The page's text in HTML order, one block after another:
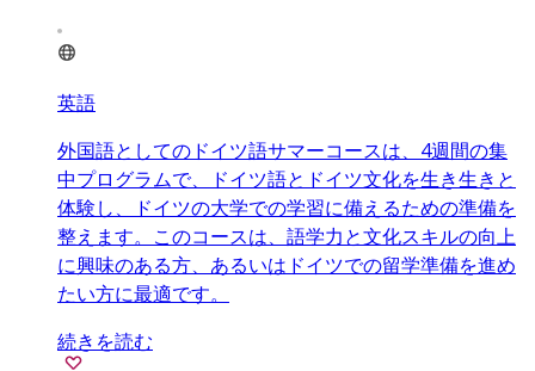
英語
外国語としてのドイツ語サマーコースは、4週間の集
中プログラムで、ドイツ語とドイツ文化を生き生きと
体験し、ドイツの大学での学習に備えるための準備を
整えます。このコースは、語学力と文化スキルの向上
に興味のある方、あるいはドイツでの留学準備を進め
たい方に最適です。
続きを読む